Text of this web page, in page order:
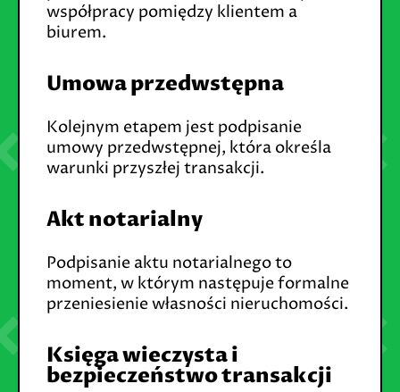
współpracy pomiędzy klientem a
biurem.
Umowa przedwstępna
Kolejnym etapem jest podpisanie
umowy przedwstępnej, która określa
warunki przyszłej transakcji.
Akt notarialny
Podpisanie aktu notarialnego to
moment, w którym następuje formalne
przeniesienie własności nieruchomości.
Księga wieczysta i
bezpieczeństwo transakcji